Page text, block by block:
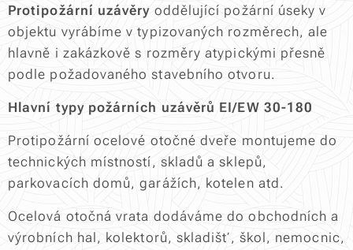
Protipožární uzávěry oddělující požární úseky v
objektu vyrábíme v typizovaných rozměrech, ale
hlavně i zakázkově s rozměry atypickými přesně
podle požadovaného stavebního otvoru.
Hlavní typy požárních uzávěrů EI/EW 30-180
Protipožární ocelové otočné dveře montujeme do
technických místností, skladů a sklepů,
parkovacích domů, garážích, kotelen atd.
Ocelová otočná vrata dodáváme do obchodních a
výrobních hal, kolektorů, skladišť, škol, nemocnic,